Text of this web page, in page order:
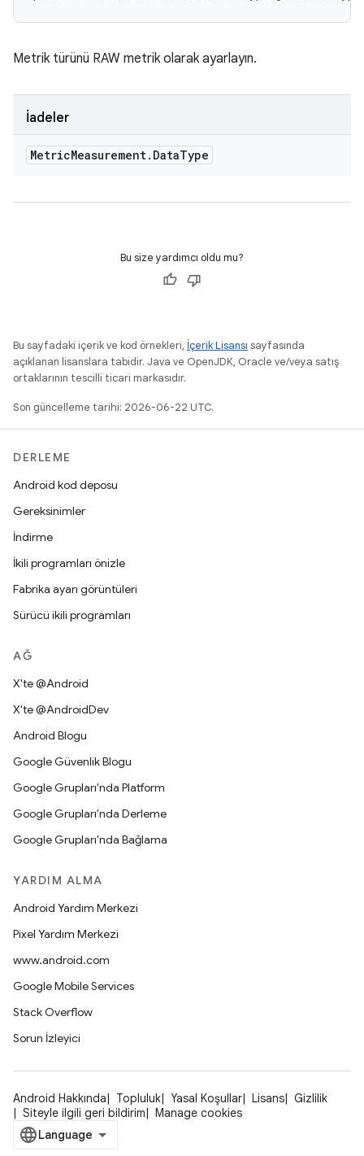
Metrik türünü RAW metrik olarak ayarlayın.
İadeler
MetricMeasurement. DataType
Bu size yardımcı oldu mu?
Bu sayfadaki içerik ve kod örnekleri, İçerik Lisansı sayfasında
açıklanan lisanslara tabidir. Java ve OpenJDK, Oracle ve/veya satış
ortaklarının tescilli ticari markasıdır.
Son güncelleme tarihi: 2026-06-22 UTC.
DERLEME
Android kod deposu
Gereksinimler
İndirme
İkili programları önizle
Fabrika ayarı görüntüleri
Sürücü ikili programları
AĞ
X'te @Android
X'te @AndroidDev
Android Blogu
Google Güvenlik Blogu
Google Grupları'nda Platform
Google Grupları'nda Derleme
Google Grupları'nda Bağlama
YARDIM ALMA
Android Yardım Merkezi
Pixel Yardım Merkezi
www.android.com
Google Mobile Services
Stack Overflow
Sorun İzleyici
Android Hakkında Topluluk Yasal Koşullar Lisans
Gizlilik
Siteyle ilgili geri bildirim
Manage cookies